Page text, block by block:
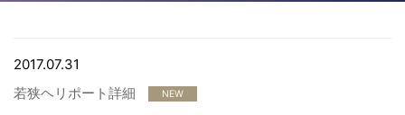
採用情報
2017.07.31
若狭ヘリポート詳細
NEW